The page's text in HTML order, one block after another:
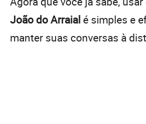
João do Arraial é simples e
manter suas conversas à